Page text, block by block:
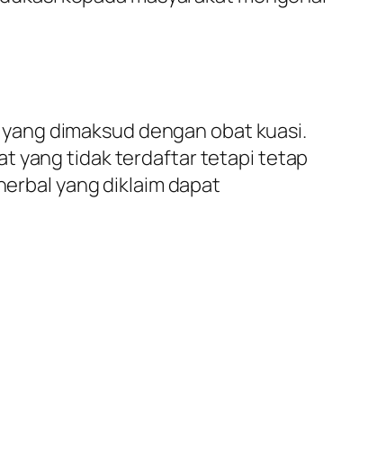
dimaksud dengan obat kuasi.
yang tidak terdaftar tetapi tetap
yang diklaim dapat